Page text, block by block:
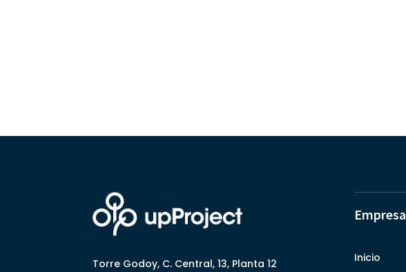
Torre Godoy, C. Central, 13, Planta 12
Empresa
Inicio